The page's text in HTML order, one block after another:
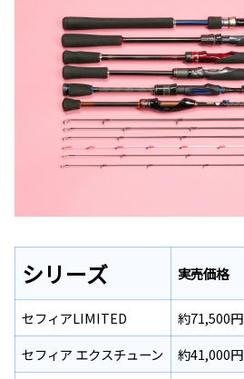
シリーズ 実売価格
セフィアLIMITED
約71,500円
セフィア エクスチューン
約41,000円